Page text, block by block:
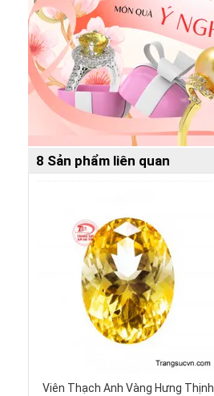
8 Sản phẩm liên quan
Viên Thạch Anh Vàng Hưng Thịnh